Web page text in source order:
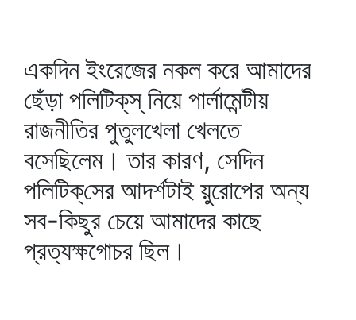
একদিন ইংরেজের নকল করে আমাদের
ছেঁড়া পলিটিক্‌স্‌ নিয়ে পার্লামেন্টীয়
রাজনীতির পুতুলখেলা খেলতে
বসেছিলেম। তার কারণ, সেদিন
পলিটিক্‌সের আদর্শটাই য়ুরোপের অন্য
সব-কিছুর চেয়ে আমাদের কাছে
প্রত্যক্ষগোচর ছিল।